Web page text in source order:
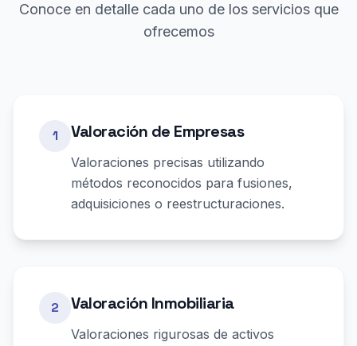
Conoce en detalle cada uno de los servicios que
ofrecemos
1 Valoración de Empresas
Valoraciones precisas utilizando
métodos reconocidos para fusiones,
adquisiciones o reestructuraciones.
2 Valoración Inmobiliaria
Valoraciones rigurosas de activos